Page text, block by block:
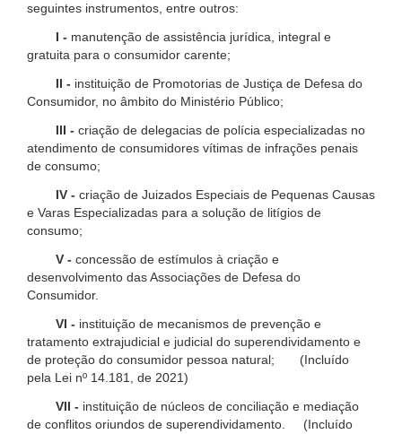
seguintes instrumentos, entre outros:
I - manutenção de assistência jurídica, integral e
gratuita para o consumidor carente;
II - instituição de Promotorias de Justiça de Defesa do
Consumidor, no âmbito do Ministério Público;
III - criação de delegacias de polícia especializadas no
atendimento de consumidores vítimas de infrações penais
de consumo;
IV - criação de Juizados Especiais de Pequenas Causas
e Varas Especializadas para a solução de litígios de
consumo;
V - concessão de estímulos à criação e
desenvolvimento das Associações de Defesa do
Consumidor.
VI - instituição de mecanismos de prevenção e
tratamento extrajudicial e judicial do superendividamento e
de proteção do consumidor pessoa natural; (Incluído
pela Lei nº 14.181, de 2021)
VII - instituição de núcleos de conciliação e mediação
de conflitos oriundos de superendividamento. (Incluído